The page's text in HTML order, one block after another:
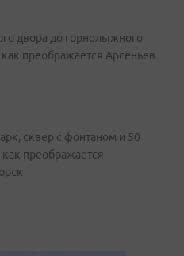
двора до горнолыжного
как преображается Арсеньев
сквер с фонтаном и 50
как преображается